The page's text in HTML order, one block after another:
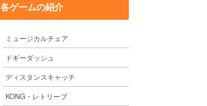
各ゲームの紹介
ミュージカルチェア
ドギーダッシュ
ディスタンスキャッチ
KONG・レトリーブ